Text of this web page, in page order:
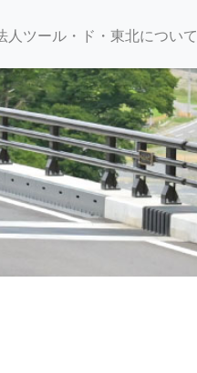
人ツール・ド・東北について